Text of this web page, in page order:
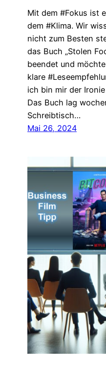
Mit dem #Fokus ist
dem #Klima. Wir
nicht zum Besten
das Buch „Stolen
beendet und
klare
ich bin mir der
Das Buch lag
Schreibtisch…
Mai 26, 2024